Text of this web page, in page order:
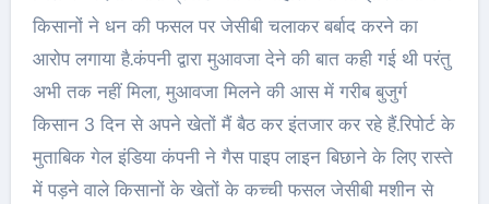
किसानों ने धन की फसल पर जेसीबी चलाकर बर्बाद करने का
आरोप लगाया है.कंपनी द्वारा मुआवजा देने की बात कही गई थी परंतु
अभी तक नहीं मिला, मुआवजा मिलने की आस में गरीब बुजुर्ग
किसान 3 दिन से अपने खेतों मैं बैठ कर इंतजार कर रहे हैं.रिपोर्ट के
मुताबिक गेल इंडिया कंपनी ने गैस पाइप लाइन बिछाने के लिए रास्ते
में पड़ने वाले किसानों के खेतों के कच्ची फसल जेसीबी मशीन से